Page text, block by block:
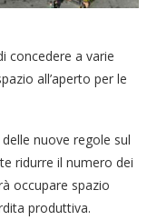
concedere a varie
all’aperto per le
nuove regole sul
ridurre il numero dei
occupare spazio
produttiva.